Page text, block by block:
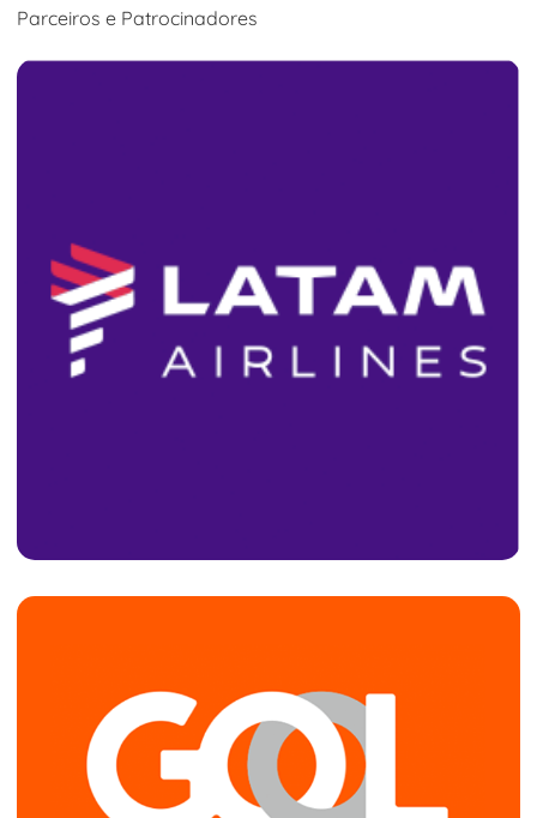
Parceiros e Patrocinadores